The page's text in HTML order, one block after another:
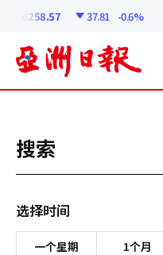
6258.57 37.81 -0.6%
搜索
选择时间
一个星期 1个月